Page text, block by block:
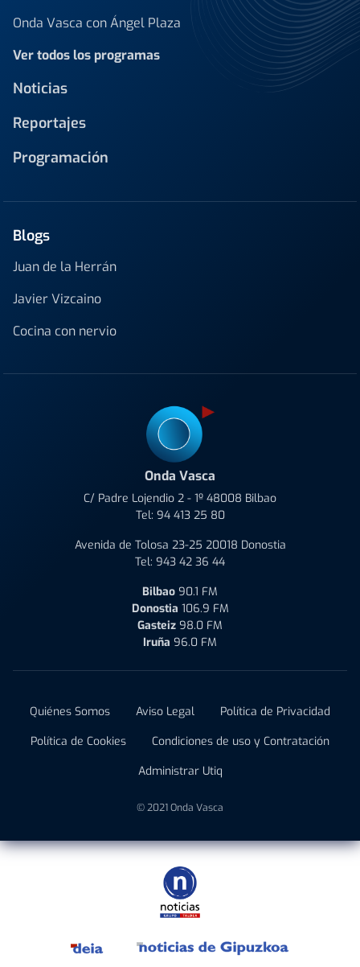
Onda Vasca con Ángel Plaza
Ver todos los programas
Noticias
Reportajes
Programación
Blogs
Juan de la Herrán
Javier Vizcaino
Cocina con nervio
Onda Vasca
C/ Padre Lojendio 2 - 1º 48008 Bilbao
Tel: 94 413 25 80
Avenida de Tolosa 23-25 20018 Donostia
Tel: 943 42 36 44
Bilbao 90.1 FM
Donostia 106.9 FM
Gasteiz 98.0 FM
Iruña 96.0 FM
Quiénes Somos Aviso Legal
Política de Privacidad
Política de Cookies
Condiciones de uso y Contratación
Administrar Utiq
© 2021 Onda Vasca